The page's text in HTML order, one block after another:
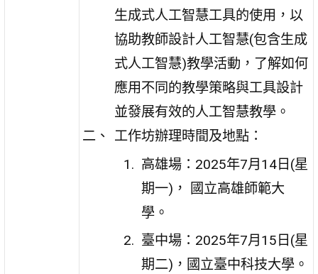
生成式人工智慧工具的使用，以
協助教師設計人工智慧(包含生成
式人工智慧)教學活動，了解如何
應用不同的教學策略與工具設計
並發展有效的人工智慧教學。
工作坊辦理時間及地點：
高雄場：2025年7月14日(星
期一)， 國立高雄師範大
學。
臺中場：2025年7月15日(星
期二)，國立臺中科技大學。